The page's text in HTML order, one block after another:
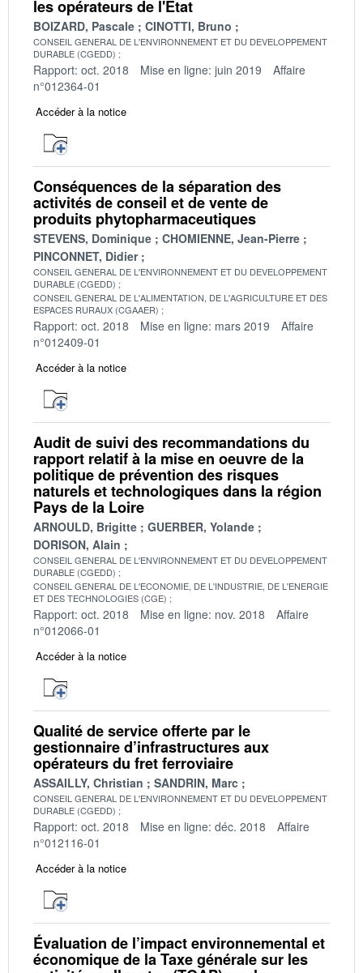
les opérateurs de l'État
BOIZARD, Pascale CINOTTI, Bruno
CONSEIL GENERAL DE L'ENVIRONNEMENT ET DU DEVELOPPEMENT
DURABLE (CGEDD)
Rapport: oct. 2018 Mise en ligne: juin 2019
Affaire
n°012364-01
Accéder à la notice
Conséquences de la séparation des
activités de conseil et de vente de
produits phytopharmaceutiques
STEVENS, Dominique
CHOMIENNE, Jean-Pierre
PINCONNET, Didier
CONSEIL GENERAL DE L'ENVIRONNEMENT ET DU DEVELOPPEMENT
DURABLE (CGEDD)
CONSEIL GENERAL DE L'ALIMENTATION, DE L'AGRICULTURE ET DES
ESPACES RURAUX (CGAAER)
Rapport: oct. 2018 Mise en ligne: mars 2019
Affaire
n°012409-01
Accéder à la notice
Audit de suivi des recommandations du
rapport relatif à la mise en oeuvre de la
politique de prévention des risques
naturels et technologiques dans la région
Pays de la Loire
ARNOULD, Brigitte
GUERBER, Yolande
DORISON, Alain
CONSEIL GENERAL DE L'ENVIRONNEMENT ET DU DEVELOPPEMENT
DURABLE (CGEDD)
CONSEIL GENERAL DE L'ECONOMIE, DE L'INDUSTRIE, DE L'ENERGIE
ET DES TECHNOLOGIES (CGE)
Rapport: oct. 2018 Mise en ligne: nov. 2018
Affaire
n°012066-01
Accéder à la notice
Qualité de service offerte par le
gestionnaire d’infrastructures aux
opérateurs du fret ferroviaire
ASSAILLY, Christian SANDRIN, Marc
CONSEIL GENERAL DE L'ENVIRONNEMENT ET DU DEVELOPPEMENT
DURABLE (CGEDD)
Rapport: oct. 2018 Mise en ligne: déc. 2018
Affaire
n°012116-01
Accéder à la notice
Évaluation de l’impact environnemental et
économique de la Taxe générale sur les